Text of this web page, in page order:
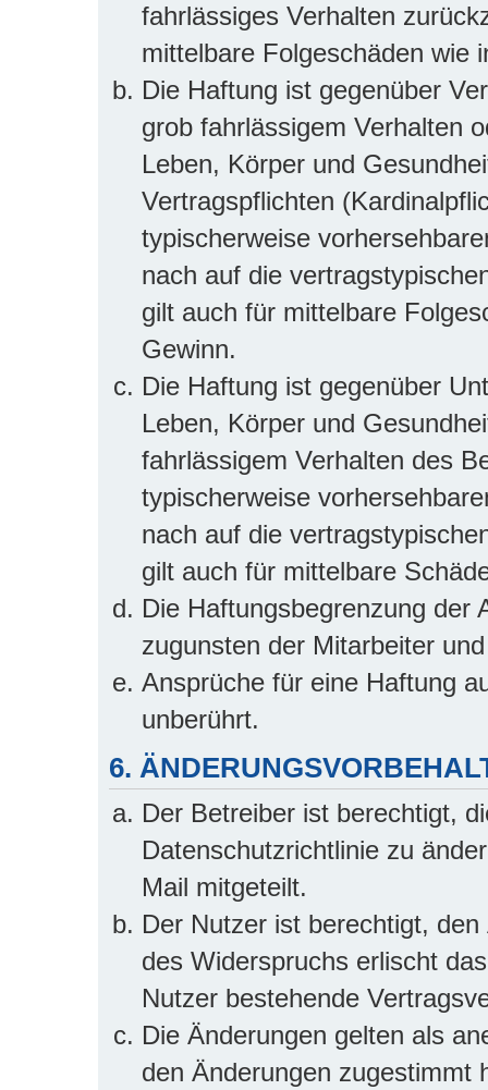
fahrlässiges Verhalten
mittelbare Folgeschäden wie
Die Haftung ist gegenüber
grob fahrlässigem Verhalten
Leben, Körper und
Vertragspflichten
typischerweise
nach auf die
gilt auch für mittelbare
Gewinn.
Die Haftung ist gegenüber
Leben, Körper und
fahrlässigem Verhalten des
typischerweise
nach auf die
gilt auch für mittelbare
Die Haftungsbegrenzung der
zugunsten der Mitarbeiter
Ansprüche für eine Haftung
unberührt.
6.
Der Betreiber ist berechtigt,
Datenschutzrichtlinie zu
Mail mitgeteilt.
Der Nutzer ist berechtigt,
des Widerspruchs erlischt
Nutzer bestehende
Die Änderungen gelten als
den Änderungen zugestimmt